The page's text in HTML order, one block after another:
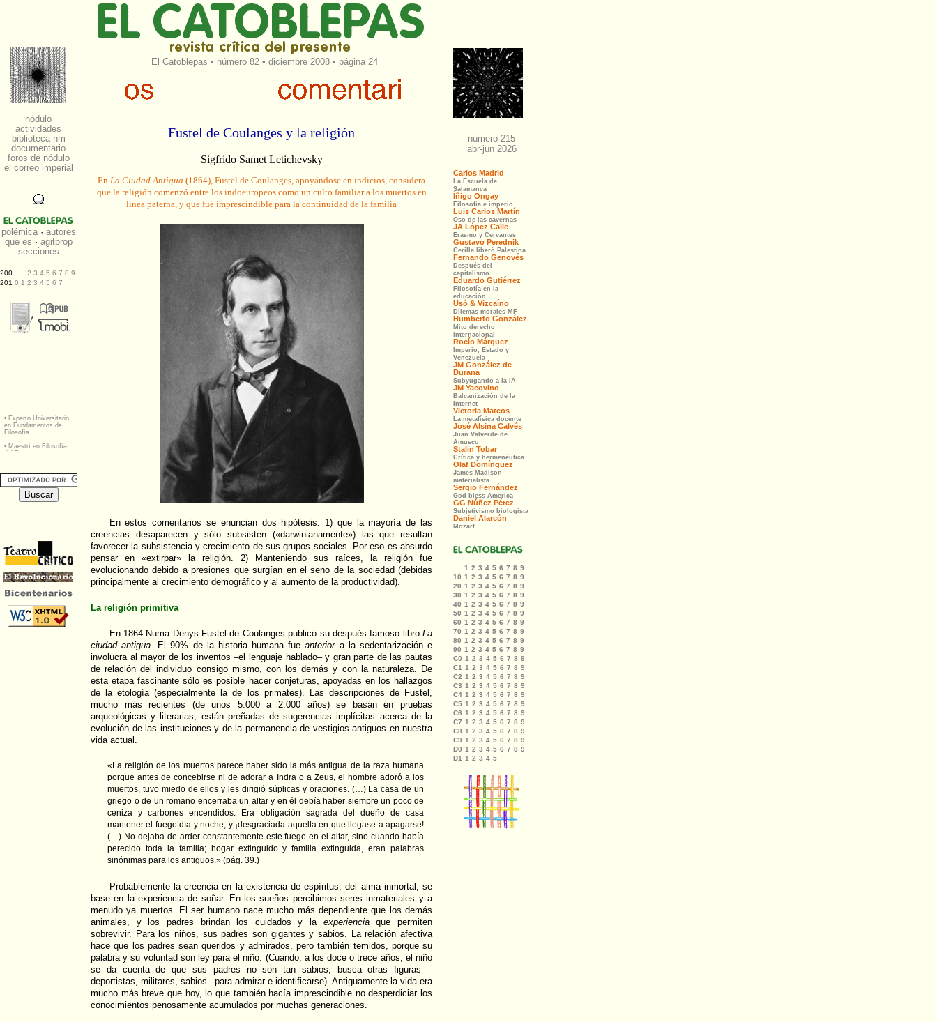
El Catoblepas • número 82• diciembre 2008 • página 24
Fustel de Coulanges y la religión
Sigfrido Samet Letichevsky
En La Ciudad Antigua (1864), Fustel de Coulanges, apoyándose en indicios, considera
que la religión comenzó entre los indoeuropeos como un culto familiar a los muertos en
línea paterna, y que fue imprescindible para la continuidad de la familia
En estos comentarios se enuncian dos hipótesis: 1) que la mayoría de las
creencias desaparecen y sólo subsisten («darwinianamente») las que resultan
favorecer la subsistencia y crecimiento de sus grupos sociales. Por eso es absurdo
pensar en «extirpar» la religión. 2) Manteniendo sus raíces, la religión fue
evolucionando debido a presiones que surgían en el seno de la sociedad (debidas
principalmente al crecimiento demográfico y al aumento de la productividad).
La religión primitiva
En 1864 Numa Denys Fustel de Coulanges publicó su después famoso libro La
ciudad antigua. El 90% de la historia humana fueanteriora la sedentarización e
involucra al mayor de los inventos –el lenguaje hablado– y gran parte de las pautas
de relación del individuo consigo mismo, con los demás y con la naturaleza. De
esta etapa fascinante sólo es posible hacer conjeturas, apoyadas en los hallazgos
de la etología (especialmente la de los primates). Las descripciones de Fustel,
mucho más recientes (de unos 5.000 a 2.000 años) se basan en pruebas
arqueológicas y literarias; están preñadas de sugerencias implícitas acerca de la
evolución de las instituciones y de la permanencia de vestigios antiguos en nuestra
vida actual.
«La religión de los muertos parece haber sido la más antigua de la raza humana
porque antes de concebirse ni de adorar a Indra o a Zeus, el hombre adoró a los
muertos, tuvo miedo de ellos y les dirigió súplicas y oraciones. (…) La casa de un
griego o de un romano encerraba un altar y en él debía haber siempre un poco de
ceniza y carbones encendidos. Era obligación sagrada del dueño de casa
mantener el fuego día y noche, y ¡desgraciada aquella en que llegase a apagarse!
(…) No dejaba de arder constantemente este fuego en el altar, sino cuando había
perecido toda la familia; hogar extinguido y familia extinguida, eran palabras
sinónimas para los antiguos.» (pág. 39.)
Probablemente la creencia en la existencia de espíritus, del alma inmortal, se
base en la experiencia de soñar. En los sueños percibimos seres inmateriales y a
menudo ya muertos. El ser humano nace mucho más dependiente que los demás
animales, y los padres brindan los cuidados y la experienciaque permiten
sobrevivir. Para los niños, sus padres son gigantes y sabios. La relación afectiva
hace que los padres sean queridos y admirados, pero también temidos, porque su
palabra y su voluntad son ley para el niño. (Cuando, a los doce o trece años, el niño
se da cuenta de que sus padres no son tan sabios, busca otras figuras –
deportistas, militares, sabios– para admirar e identificarse). Antiguamente la vida era
mucho más breve que hoy, lo que también hacía imprescindible no desperdiciar los
conocimientos penosamente acumulados por muchas generaciones.